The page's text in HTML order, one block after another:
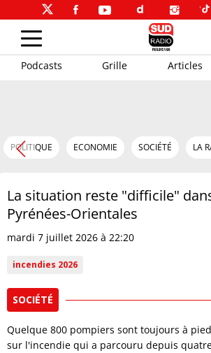
Podcasts Grille Articles
POLITIQUE ECONOMIE SOCIÉTÉ LA
La situation reste "difficile"
Pyrénées-Orientales
mardi 7 juillet 2026 à 22:20
incendies 2026
SOCIÉTÉ
Quelque 800 pompiers sont toujours à
sur l'incendie qui a parcouru depuis